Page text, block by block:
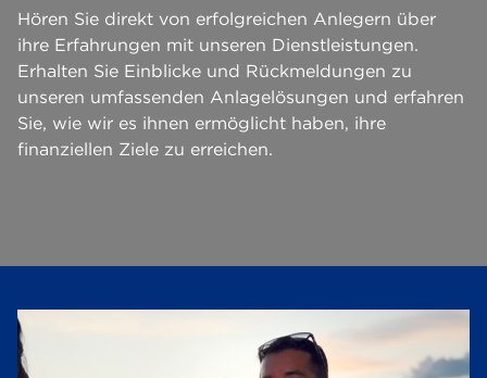
Hören Sie direkt von erfolgreichen Anlegern über
ihre Erfahrungen mit unseren Dienstleistungen.
Erhalten Sie Einblicke und Rückmeldungen zu
unseren umfassenden Anlagelösungen und erfahren
Sie, wie wir es ihnen ermöglicht haben, ihre
finanziellen Ziele zu erreichen.